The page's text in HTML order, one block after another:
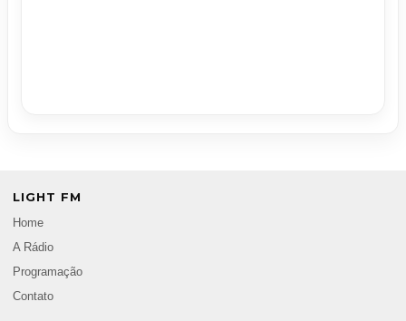
LIGHT FM
Home
A Rádio
Programação
Contato